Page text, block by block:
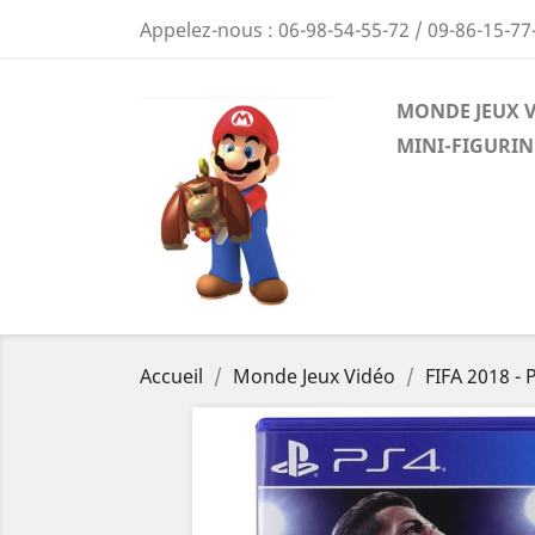
Appelez-nous : 06-98-54-55-72 / 09-86-15-
MONDE JEUX
MINI-
Accueil Monde Jeux Vidéo FIFA 2018 -